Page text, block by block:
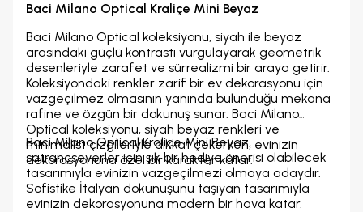
Baci Milano Optical Kraliçe Mini Beyaz
Baci Milano Optical koleksiyonu, siyah ile beyaz
arasındaki güçlü kontrastı vurgulayarak geometrik
desenleriyle zarafet ve sürrealizmi bir araya getirir.
Koleksiyondaki renkler zarif bir ev dekorasyonu için
vazgeçilmez olmasının yanında bulunduğu mekana
rafine ve özgün bir dokunuş sunar. Baci Milano
Optical koleksiyonu, siyah beyaz renkleri ve
minimalist çizgileriyle dikkat çekerken, evinizin
dekorasyonuna özel bir karakter katar.
Baci Milano Optical Kraliçe Mini Beyaz,
satrançseverler için şık bir hediye önerisi olabilecek
tasarımıyla evinizin vazgeçilmezi olmaya adaydır.
Sofistike İtalyan dokunuşunu taşıyan tasarımıyla
evinizin dekorasyonuna modern bir hava katar.